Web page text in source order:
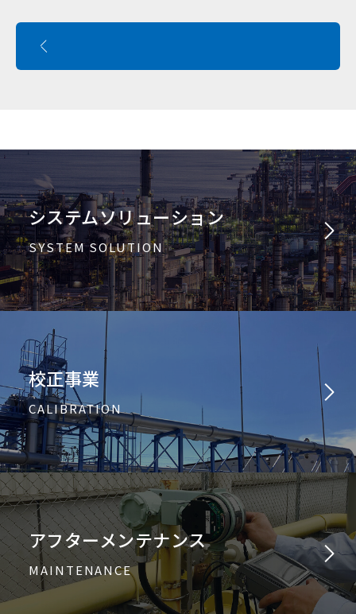
システムソリューション
SYSTEM SOLUTION
校正事業
CALIBRATION
アフターメンテナンス
MAINTENANCE